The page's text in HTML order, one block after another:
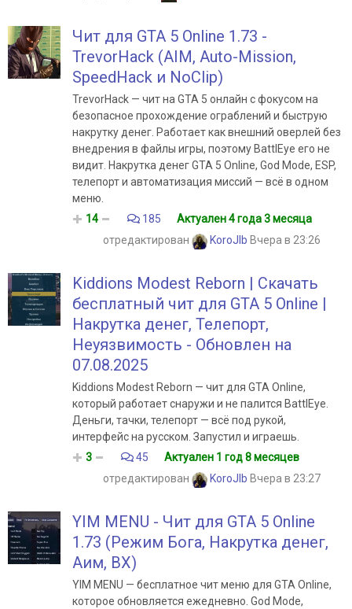
Чит для GTA 5 Online 1.73 -
TrevorHack (AIM, Auto-Mission,
SpeedHack и NoClip)
TrevorHack — чит на GTA 5 онлайн с фокусом на
безопасное прохождение ограблений и быструю
накрутку денег. Работает как внешний оверлей без
внедрения в файлы игры, поэтому BattlEye его не
видит. Накрутка денег GTA 5 Online, God Mode, ESP,
телепорт и автоматизация миссий — всё в одном
меню.
14
185
Актуален 4 года 3 месяца
отредактирован
KoroJIb Вчера в 23:26
Kiddions Modest Reborn | Скачать
бесплатный чит для GTA 5 Online |
Накрутка денег, Телепорт,
Неуязвимость - Обновлен на
07.08.2025
Kiddions Modest Reborn — чит для GTA Online,
который работает снаружи и не палится BattlEye.
Деньги, тачки, телепорт — всё под рукой,
интерфейс на русском. Запустил и играешь.
3
45
Актуален 1 год 8 месяцев
отредактирован
KoroJIb Вчера в 23:27
YIM MENU - Чит для GTA 5 Online
1.73 (Режим Бога, Накрутка денег,
Аим, ВХ)
YIM MENU — бесплатное чит меню для GTA Online,
которое обновляется ежедневно. God Mode,